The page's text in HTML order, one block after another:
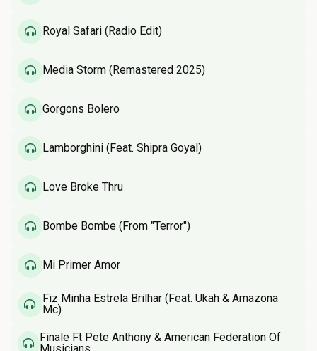
Royal Safari (Radio Edit)
Media Storm (Remastered 2025)
Gorgons Bolero
Lamborghini (Feat. Shipra Goyal)
Love Broke Thru
Bombe Bombe (From "Terror")
Mi Primer Amor
Fiz Minha Estrela Brilhar (Feat. Ukah & Amazona
Mc)
Finale Ft Pete Anthony & American Federation Of